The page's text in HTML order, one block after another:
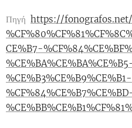
Πηγή https://
CE%B7-
%CE%B3%CE%B9%CE%B1-